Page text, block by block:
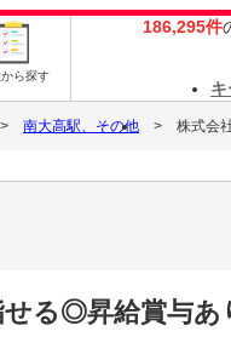
ら探す
186,295件
南大高駅、その他 株式会
せる◎昇給賞与あ